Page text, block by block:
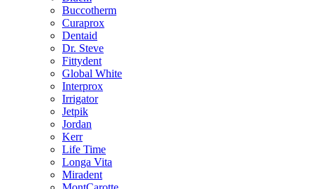
Buccotherm
Curaprox
Dentaid
Dr. Steve
Fittydent
Global White
Interprox
Irrigator
Jetpik
Jordan
Kerr
Life Time
Longa Vita
Miradent